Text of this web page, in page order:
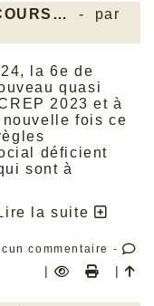
- par
la 6e de
quasi
2023 et à
fois ce
déficient
sont à
la suite
commentaire -
| |